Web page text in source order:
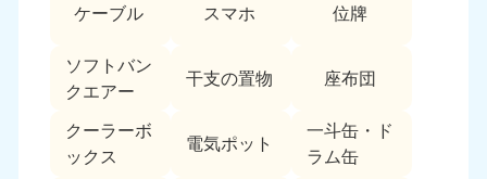
ケーブル スマホ 位牌
ソフトバン
クエアー
干支の置物 座布団
クーラーボ
ックス
電気ポット
一斗缶・ド
ラム缶